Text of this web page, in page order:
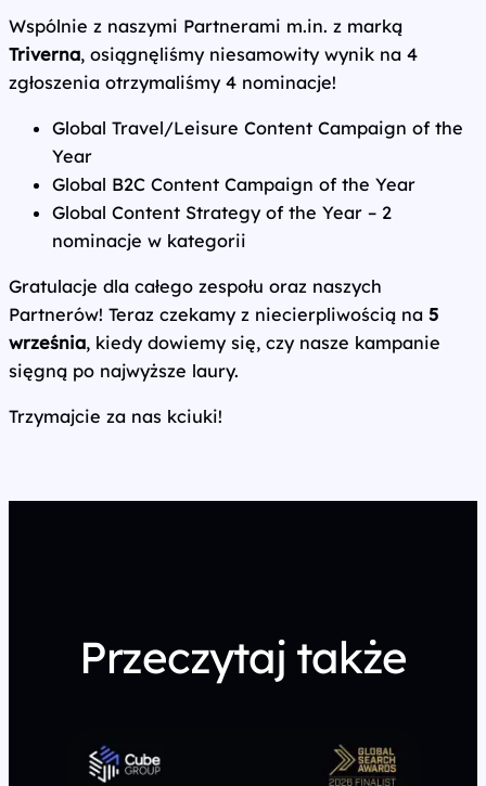
Wspólnie z naszymi Partnerami m.in. z marką
Triverna, osiągnęliśmy niesamowity wynik na 4
zgłoszenia otrzymaliśmy 4 nominacje!
Global Travel/Leisure Content Campaign of the
Year
Global B2C Content Campaign of the Year
Global Content Strategy of the Year – 2
nominacje w kategorii
Gratulacje dla całego zespołu oraz naszych
Partnerów! Teraz czekamy z niecierpliwością na 5
września, kiedy dowiemy się, czy nasze kampanie
sięgną po najwyższe laury.
Trzymajcie za nas kciuki!
Przeczytaj także